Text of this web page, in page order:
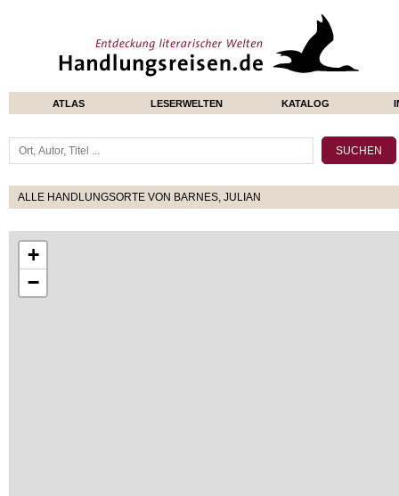
ATLAS LESERWELTEN KATALOG
ALLE HANDLUNGSORTE VON BARNES, JULIAN
+
−